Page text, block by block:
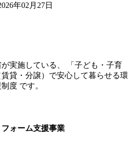
年02月27日
実施している、 「子ども・子育
貸・分譲）で安心して暮らせる環
度 です。
ォーム支援事業